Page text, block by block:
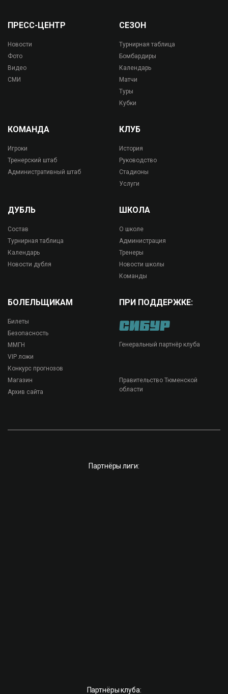
ПРЕСС-ЦЕНТР
Новости
Фото
Видео
СМИ
СЕЗОН
Турнирная таблица
Бомбардиры
Календарь
Матчи
Туры
Кубки
КОМАНДА
Игроки
Тренерский штаб
Административный штаб
КЛУБ
История
Руководство
Стадионы
Услуги
ДУБЛЬ
Состав
Турнирная таблица
Календарь
Новости дубля
ШКОЛА
О школе
Администрация
Тренеры
Новости школы
Команды
БОЛЕЛЬЩИКАМ
Билеты
Безопасность
ММГН
VIP ложи
Конкурс прогнозов
Магазин
Архив сайта
ПРИ ПОДДЕРЖКЕ:
Генеральный партнёр клуба
Правительство Тюменской
области
Партнёры лиги:
Партнёры клуба: